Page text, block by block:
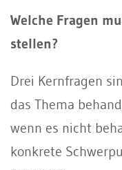
Welche Fragen
stellen?
Drei Kernfragen
das Thema
wenn es nicht
konkrete